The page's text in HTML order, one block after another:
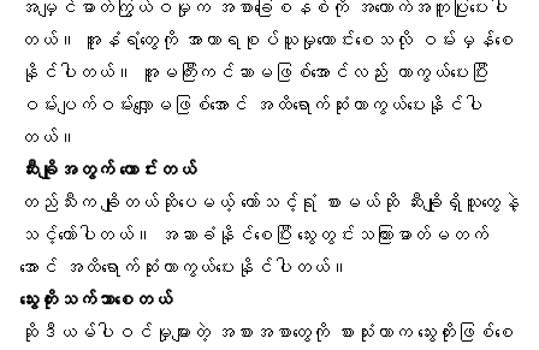
အမျှင်ဓာတ်ကြွယ်ဝမှုက အစာခြေစနစ်ကို အထောက်အကူပြုပေးပါ
တယ်။ အူနံရံတွေကို အာဟာရစုပ်ယူမှုကောင်းစေသလို ဝမ်းမှန်စေ
နိုင်ပါတယ်။ အူမကြီးကင်ဆာမဖြစ်အောင်လည်း ကာကွယ်ပေးပြီး
ဝမ်းပျက်ဝမ်းလျှောမဖြစ်အောင် အထိရောက်ဆုံးကာကွယ်ပေးနိုင်ပါ
တယ်။
ဆီးချိုအတွက် ကောင်းတယ်
တည်သီးက ချိုတယ်ဆိုပေမယ့် တော်သင့်ရုံ စားမယ်ဆို ဆီးချိုရှိသူတွေနဲ့
သင့်တော်ပါတယ်။ အဆာခံနိုင်စေပြီး သွေးတွင်းသကြားဓာတ်မတက်
အောင် အထိရောက်ဆုံးကာကွယ်ပေးနိုင်ပါတယ်။
သွေးတိုးသက်သာစေတယ်
ဆိုဒီယမ်ပါဝင်မှုများတဲ့ အစားအစာတွေကို စားသုံးတာက သွေးတိုးဖြစ်စေ